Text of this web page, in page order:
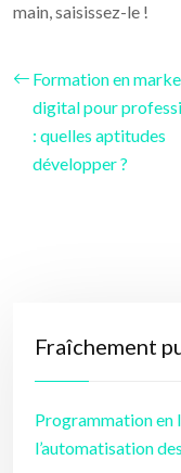
main, saisissez-le !
Formation en
digital pour
: quelles aptitudes
développer ?
Fraîchement
Programmation en
l’automatisation